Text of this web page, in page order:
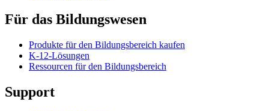
Für das Bildungswesen
Produkte für den Bildungsbereich kaufen
K-12-Lösungen
Ressourcen für den Bildungsbereich
Support